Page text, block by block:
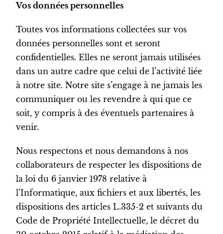
Vos données personnelles
Toutes vos informations collectées sur vos
données personnelles sont et seront
confidentielles. Elles ne seront jamais utilisées
dans un autre cadre que celui de l’activité liée
à notre site. Notre site s’engage à ne jamais les
communiquer ou les revendre à qui que ce
soit, y compris à des éventuels partenaires à
venir.
Nous respectons et nous demandons à nos
collaborateurs de respecter les dispositions de
la loi du 6 janvier 1978 relative à
l’Informatique, aux fichiers et aux libertés, les
dispositions des articles L.335-2 et suivants du
Code de Propriété Intellectuelle, le décret du